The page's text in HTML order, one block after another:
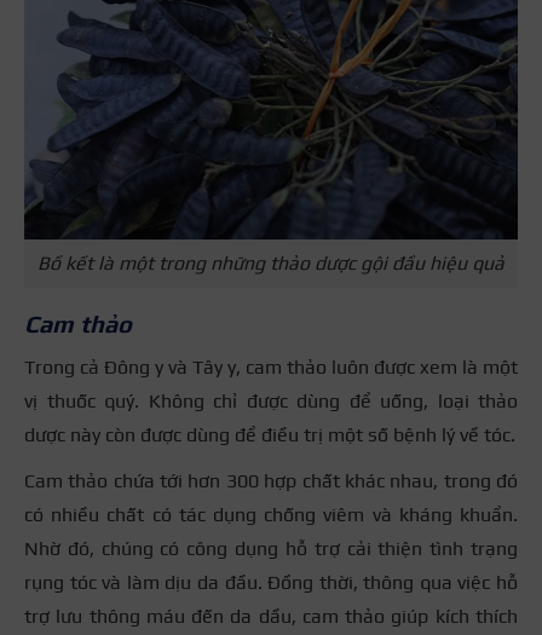
Bồ kết là một trong những thảo dược gội đầu hiệu quả
Cam thảo
Trong cả Đông y và Tây y, cam thảo luôn được xem là một
vị thuốc quý. Không chỉ được dùng để uống, loại thảo
dược này còn được dùng để điều trị một số bệnh lý về tóc.
Cam thảo chứa tới hơn 300 hợp chất khác nhau, trong đó
có nhiều chất có tác dụng chống viêm và kháng khuẩn.
Nhờ đó, chúng có công dụng hỗ trợ cải thiện tình trạng
rụng tóc và làm dịu da đầu. Đồng thời, thông qua việc hỗ
trợ lưu thông máu đến da dầu, cam thảo giúp kích thích